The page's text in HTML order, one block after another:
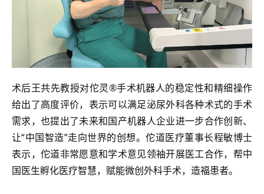
术后王共先教授对佗灵®手术机器人的稳定性和精细操作
给出了高度评价，表示可以满足泌尿外科各种术式的手术
需求，也提出了未来和国产机器人企业进一步合作创新、
让“中国智造”走向世界的创想。佗道医疗董事长程敏博士
表示，佗道非常愿意和学术意见领袖开展医工合作，帮中
国医生孵化医疗智慧，赋能微创外科手术，造福患者。